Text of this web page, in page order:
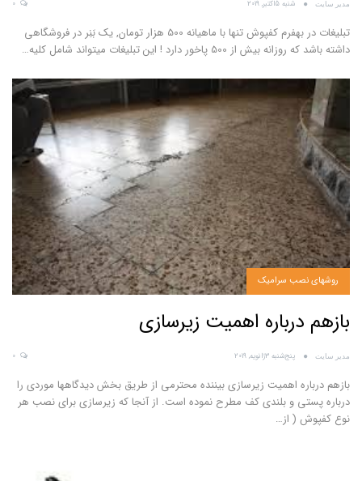
مدیر سایت شنبه 5اکتبر, 2019
تبلیغات در بهفرم کفپوش
تنها با ماهیانه 500 هزار تومان, یک بَنِر در فروشگاهی
داشته باشد که روزانه بیش از 500 پاخور دارد !
این تبلیغات میتواند شامل کلیه…
روشهای نصب سرامیک
بازهم درباره اهمیت زیرسازی
مدیر سایت پنج‌شنبه 3ژانویه, 2019
بازهم درباره اهمیت زیرسازیبیننده محترمی از طریق بخش دیدگاهها موردی را
درباره پستی و بلندی کف مطرح نموده است. از آنجا که زیرسازی برای نصب هر
نوع کفپوش ( از…